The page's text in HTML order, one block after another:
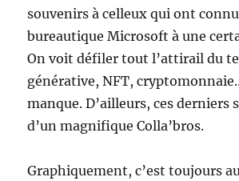
souvenirs à celleux qui ont
bureautique Microsoft à une
On voit défiler tout l’attirail du
générative, NFT,
manque. D’ailleurs, ces derniers
d’un magnifique Colla’bros.
Graphiquement, c’est toujours